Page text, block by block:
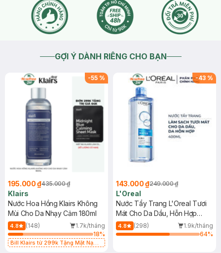
GỢI Ý DÀNH RIÊNG CHO BẠN
-55 %
195.000 ₫435.000 ₫
Klairs
Nước Hoa Hồng Klairs Không
Mùi Cho Da Nhạy Cảm 180ml
4.8 (148)
1.7k/tháng
18%
Bill Klairs từ 299k Tặng Mặt Nạ
-43 %
143.000 ₫249.000 ₫
L'Oreal
Nước Tẩy Trang L'Oreal Tươi
Mát Cho Da Dầu, Hỗn Hợp
400ml
4.8 (298)
1.9k/tháng
64%